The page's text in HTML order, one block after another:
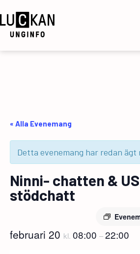
till
innehåll
« Alla Evenemang
Detta evenemang har redan ägt
Ninni- chatten &
stödchatt
februari 20 kl. 08:00 –22:00